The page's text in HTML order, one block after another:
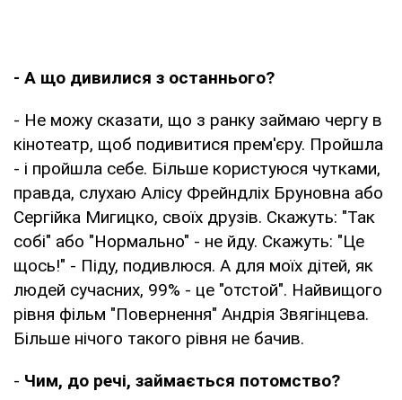
- А що дивилися з останнього?
- Не можу сказати, що з ранку займаю чергу в
кінотеатр, щоб подивитися прем'єру. Пройшла
- і пройшла себе. Більше користуюся чутками,
правда, слухаю Алісу Фрейндліх Бруновна або
Сергійка Мигицко, своїх друзів. Скажуть: "Так
собі" або "Нормально" - не йду. Скажуть: "Це
щось!" - Піду, подивлюся. А для моїх дітей, як
людей сучасних, 99% - це "отстой". Найвищого
рівня фільм "Повернення" Андрія Звягінцева.
Більше нічого такого рівня не бачив.
- Чим, до речі, займається потомство?